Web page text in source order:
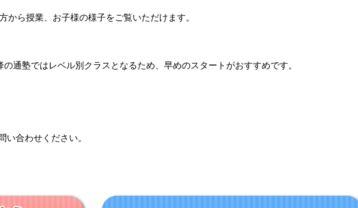
ら授業、お子様の様子をご覧いただけます。
通塾ではレベル別クラスとなるため、早めのスタートがおすすめです。
合わせください。